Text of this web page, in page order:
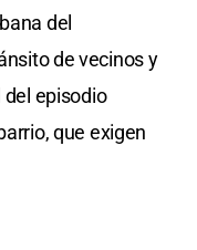
del
de vecinos y
episodio
que exigen